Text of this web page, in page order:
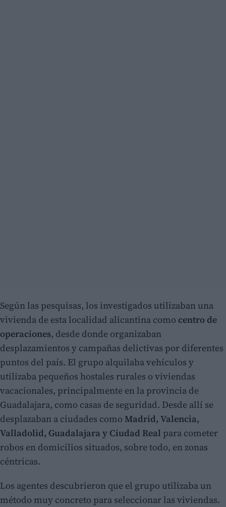
Según las pesquisas, los investigados utilizaban una
vivienda de esta localidad alicantina como centro de
operaciones, desde donde organizaban
desplazamientos y campañas delictivas por diferentes
puntos del país. El grupo alquilaba vehículos y
utilizaba pequeños hostales rurales o viviendas
vacacionales, principalmente en la provincia de
Guadalajara, como casas de seguridad. Desde allí se
desplazaban a ciudades como Madrid, Valencia,
Valladolid, Guadalajara y Ciudad Real para cometer
robos en domicilios situados, sobre todo, en zonas
céntricas.
Los agentes descubrieron que el grupo utilizaba un
método muy concreto para seleccionar las viviendas.